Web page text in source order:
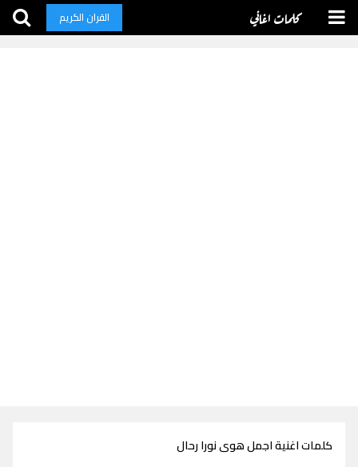
كلمات اغاني القران الكريم
كلمات اغنية اجمل هوى نورا رحال